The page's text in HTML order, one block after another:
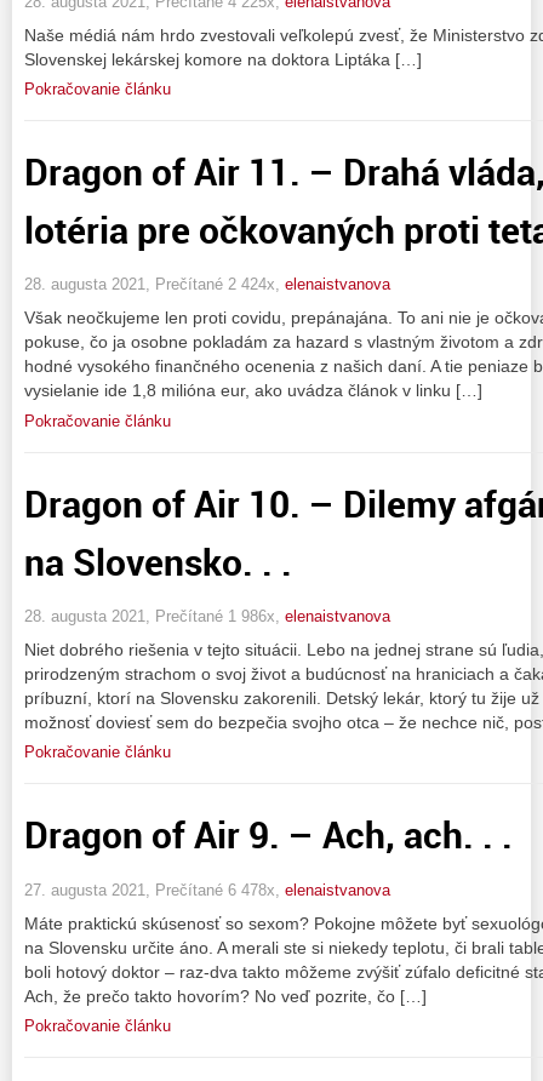
Naše médiá nám hrdo zvestovali veľkolepú zvesť, že Ministerstvo
Slovenskej lekárskej komore na doktora Liptáka […]
Pokračovanie článku
Dragon of Air 11. – Drahá
lotéria pre očkovaných proti
28. augusta 2021, Prečítané 2 424x, elenaistvanova
Však neočkujeme len proti covidu, prepánajána. To ani nie je
pokuse, čo ja osobne pokladám za hazard s vlastným životom a
hodné vysokého finančného ocenenia z našich daní. A tie peniaze
vysielanie ide 1,8 milióna eur, ako uvádza článok v linku […]
Pokračovanie článku
Dragon of Air 10. – Dilemy
na Slovensko. . .
28. augusta 2021, Prečítané 1 986x, elenaistvanova
Niet dobrého riešenia v tejto situácii. Lebo na jednej strane sú
prirodzeným strachom o svoj život a budúcnosť na hraniciach a
príbuzní, ktorí na Slovensku zakorenili. Detský lekár, ktorý tu žije
možnosť doviesť sem do bezpečia svojho otca – že nechce nič,
Pokračovanie článku
Dragon of Air 9. – Ach, ach. . .
27. augusta 2021, Prečítané 6 478x, elenaistvanova
Máte praktickú skúsenosť so sexom? Pokojne môžete byť
na Slovensku určite áno. A merali ste si niekedy teplotu, či brali
boli hotový doktor – raz-dva takto môžeme zvýšiť zúfalo deficitné
Ach, že prečo takto hovorím? No veď pozrite, čo […]
Pokračovanie článku